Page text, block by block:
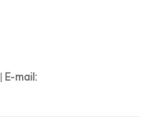
E-mail: